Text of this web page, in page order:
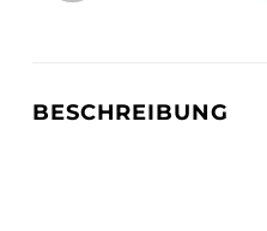
BESCHREIBUNG